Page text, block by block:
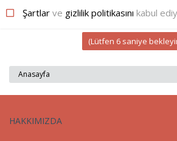
Şartlar ve gizlilik politikasını kabul
(Lütfen 6 saniye
Anasayfa
HAKKIMIZDA